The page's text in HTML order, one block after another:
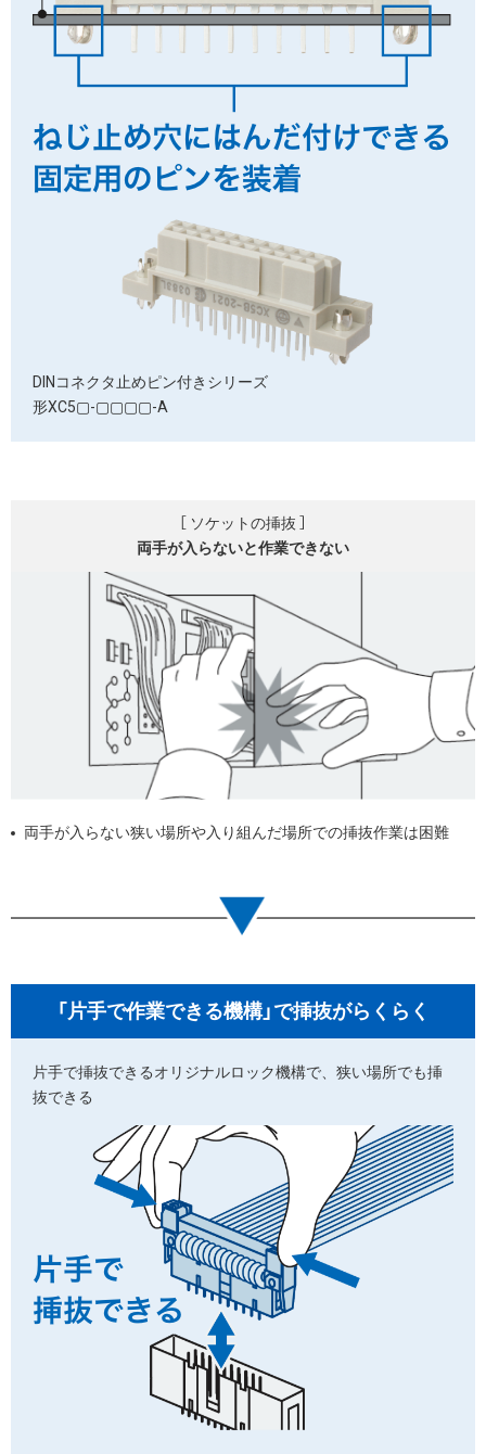
［ ソケットの挿抜 ］
両手が入らないと作業できない
両手が入らない狭い場所や入り組んだ場所での挿抜作業は困難
DINコネクタ 止めピン付きシリーズ
形XC5▢-▢▢▢▢-A
「片手で作業できる機構」で挿抜がらくらく
片手で挿抜できるオリジナルロック機構で、狭い場所でも挿
抜できる